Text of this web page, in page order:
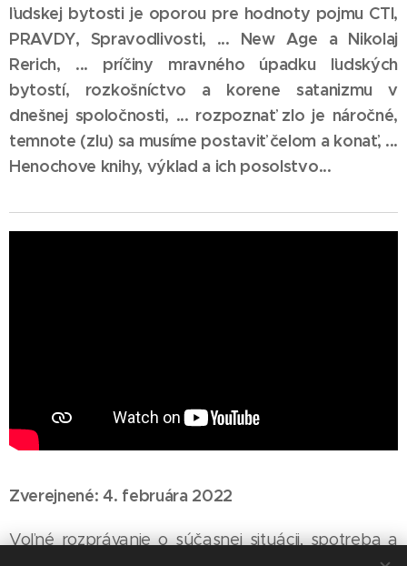
ľudskej bytosti je oporou pre hodnoty pojmu CTI,
PRAVDY, Spravodlivosti, ... New Age a Nikolaj
Rerich, ... príčiny mravného úpadku ľudských
bytostí, rozkošníctvo a korene satanizmu v
dnešnej spoločnosti, ... rozpoznať zlo je náročné,
temnote (zlu) sa musíme postaviť čelom a konať, ...
Henochove knihy, výklad a ich posolstvo...
Zverejnené: 4. februára 2022
Voľné rozprávanie o súčasnej situácii, spotreba a